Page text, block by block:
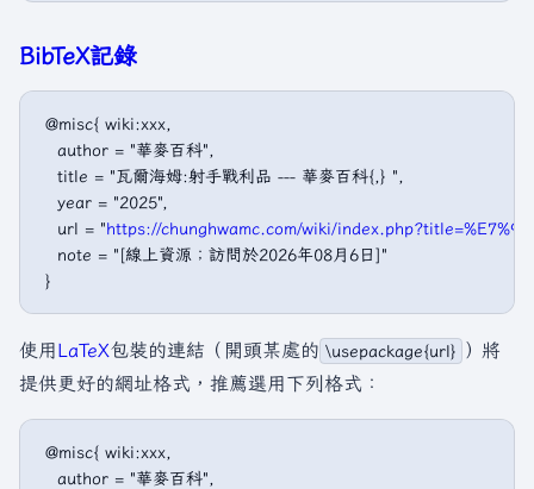
BibTeX記錄
@misc{ wiki:xxx,
   author = "華麥百科",
   title = "瓦爾海姆:射手戰利品 --- 華麥百科{,} ",
   year = "2025",
   url = "
https://chunghwamc.com/wiki/
   note = "[線上資源；訪問於2026年08月6日]"
使用LaTeX包裝的連結（開頭某處的 \usepackage{url} ）將
提供更好的網址格式，推薦選用下列格式：
@misc{ wiki:xxx,
   author = "華麥百科",